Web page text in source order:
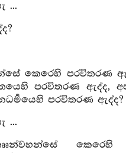
...
කෙරෙහි පරවිතරණ
පරවිතරණ ඇද්ද,
පරවිතරණ ඇද්ද?
...
කෙරෙහි